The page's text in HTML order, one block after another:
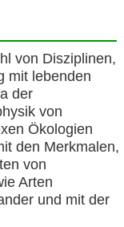
von Disziplinen,
mit lebenden
der
von
Ökologien
den Merkmalen,
von
Arten
und mit der